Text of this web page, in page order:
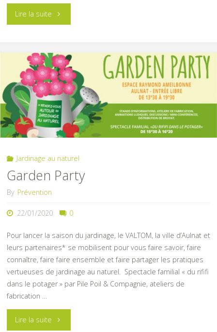
Lire la suite"Commencez
composter"
Jardinage au naturel
Garden Party
By Prévention
22/01/2020 0
Pour lancer la saison du jardinage, le VALTOM, la ville d’Aulnat et
leurs partenaires* se mobilisent pour vous faire savoir, faire
connaître, faire faire ensemble et faire partager les pratiques
vertueuses de jardinage au naturel. Spectacle familial « du rififi
dans le potager » par Pile Poil & Compagnie, ateliers de
fabrication …
Lire la suite"Garden